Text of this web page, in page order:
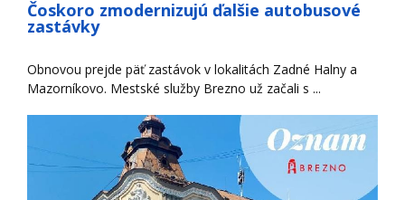
Čoskoro zmodernizujú ďalšie autobusové
zastávky
Obnovou prejde päť zastávok v lokalitách Zadné Halny a
Mazorníkovo. Mestské služby Brezno už začali s ...